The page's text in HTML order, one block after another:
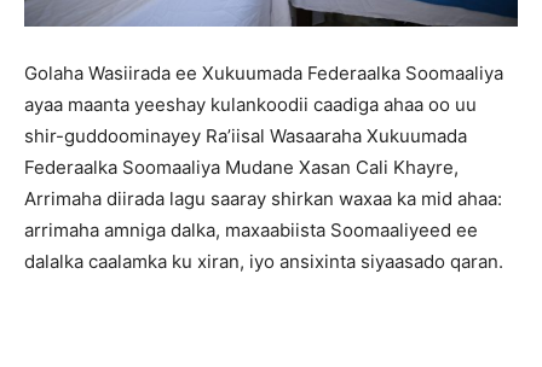
Golaha Wasiirada ee Xukuumada Federaalka Soomaaliya
ayaa maanta yeeshay kulankoodii caadiga ahaa oo uu
shir-guddoominayey Ra’iisal Wasaaraha Xukuumada
Federaalka Soomaaliya Mudane Xasan Cali Khayre,
Arrimaha diirada lagu saaray shirkan waxaa ka mid ahaa:
arrimaha amniga dalka, maxaabiista Soomaaliyeed ee
dalalka caalamka ku xiran, iyo ansixinta siyaasado qaran.